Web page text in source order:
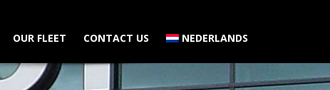
OUR FLEET CONTACT US NEDERLANDS